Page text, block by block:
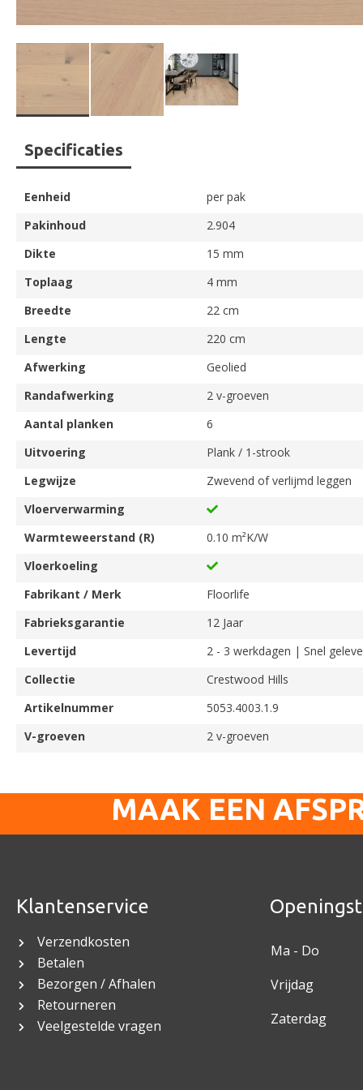
Ga
naar
het
begin
van
de
gallerij
Specificaties
Eenheid
per pak
Pakinhoud
2.904
Dikte
15 mm
Toplaag
4 mm
Breedte
22 cm
Lengte
220 cm
Afwerking
Geolied
Randafwerking
2 v-groeven
Aantal planken
6
Uitvoering
Plank / 1-strook
Legwijze
Zwevend of verlijmd leggen
Vloerverwarming
Warmteweerstand (R)
0.10 m²K/W
Vloerkoeling
Fabrikant / Merk
Floorlife
Fabrieksgarantie
12 Jaar
Levertijd
2 - 3 werkdagen | Snel
Collectie
Crestwood Hills
Artikelnummer
5053.4003.1.9
V-groeven
2 v-groeven
MAAK EEN
Klantenservice
Verzendkosten
Betalen
Bezorgen / Afhalen
Retourneren
Veelgestelde vragen
Ma - Do
Vrijdag
Zaterdag